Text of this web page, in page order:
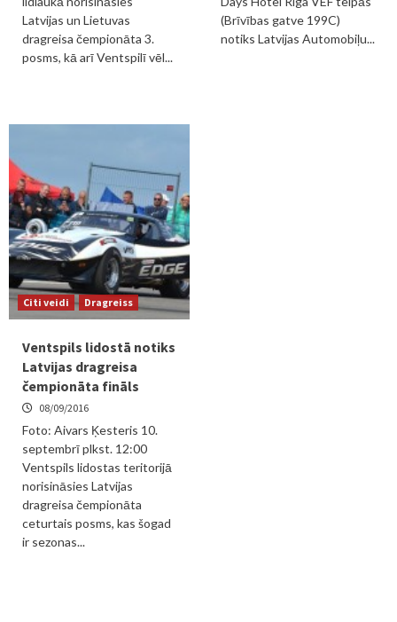
Latvijas un Lietuvas
dragreisa čempionāta 3.
posms, kā arī Ventspilī vēl...
(Brīvības gatve 199C)
notiks Latvijas Automobiļu...
Citi veidi Dragreiss
Ventspils lidostā notiks
Latvijas dragreisa
čempionāta fināls
08/09/2016
Foto: Aivars Ķesteris 10.
septembrī plkst. 12:00
Ventspils lidostas teritorijā
norisināsies Latvijas
dragreisa čempionāta
ceturtais posms, kas šogad
ir sezonas...